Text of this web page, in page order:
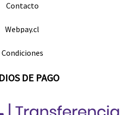
Contacto
Webpay.cl
Condiciones
DE PAGO